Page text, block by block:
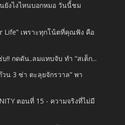
ยังไงไหนบอกหมอ วันนี้ชม
Life” เพราะทุกโน้ตที่คุณฟัง คือ
!! กดดัน..ลมแทบจับ ทำ “สเต็ก...
วน 3 ซ่า ตะลุยจักรวาล” พา
ตอนที่ 15 - ความจริงที่ไม่มี